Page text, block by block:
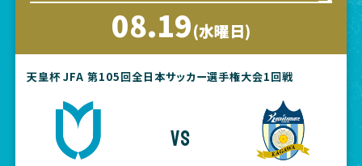
08.19(水曜日)
天皇杯 JFA 第105回全日本サッカー選手権大会1回戦
vs